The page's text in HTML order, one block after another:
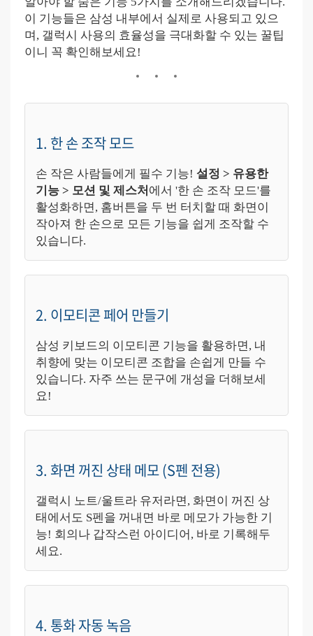
이 기능들은 삼성 내부에서 실제로 사용되고 있으
며, 갤럭시 사용의 효율성을 극대화할 수 있는 꿀팁
이니 꼭 확인해보세요!
1. 한 손 조작 모드
손 작은 사람들에게 필수 기능! 설정 > 유용한
기능 > 모션 및 제스처 에서 '한 손 조작 모드'를
활성화하면, 홈버튼을 두 번 터치할 때 화면이
작아져 한 손으로 모든 기능을 쉽게 조작할 수
있습니다.
2. 이모티콘 페어 만들기
삼성 키보드의 이모티콘 기능을 활용하면, 내
취향에 맞는 이모티콘 조합을 손쉽게 만들 수
있습니다. 자주 쓰는 문구에 개성을 더해보세
요!
3. 화면 꺼진 상태 메모 (S펜 전용)
갤럭시 노트/울트라 유저라면, 화면이 꺼진 상
태에서도 S펜을 꺼내면 바로 메모가 가능한 기
능! 회의나 갑작스런 아이디어, 바로 기록해두
세요.
4. 통화 자동 녹음